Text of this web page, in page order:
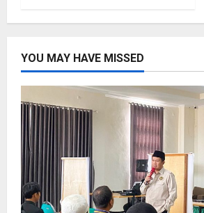
YOU MAY HAVE MISSED